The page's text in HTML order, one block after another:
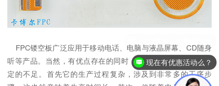
FPC镂空板广泛应用于移动电话、电脑与液晶屏幕、CD随身
听等产品。当然，有优点存在的同时，FPC镂空板本身也有一
定的不足。首先它的生产过程复杂，涉及到非常多的工序步
现在有优惠活动么？